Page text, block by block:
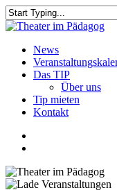
Skip
to
content
Close
search
Menu
News
Das TIP
Über uns
Tip mieten
Kontakt